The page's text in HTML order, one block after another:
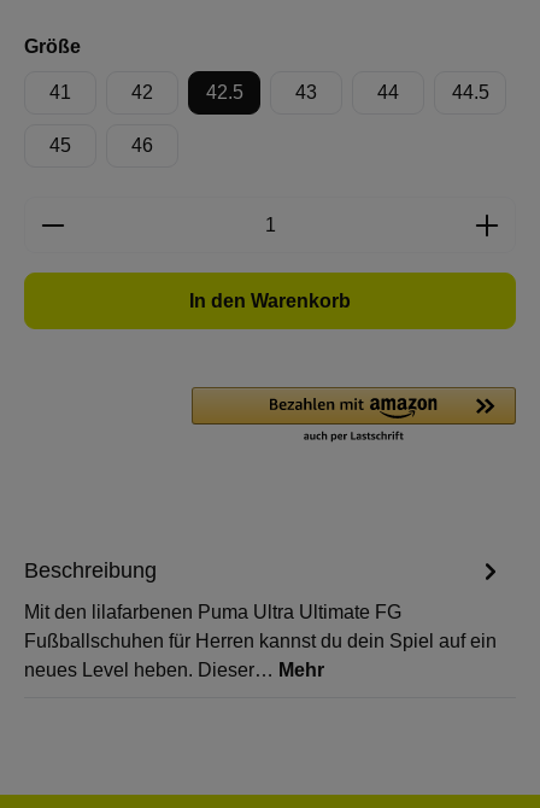
Größeauswählen
41 42 42.5 43 44 44.5
45 46
Produkt Anzahl: Gib den gewünschten
In den Warenkorb
Beschreibung
Mit den lilafarbenen Puma Ultra Ultimate FG
Fußballschuhen für Herren kannst du dein Spiel auf ein
neues Level heben. Dieser… Mehr